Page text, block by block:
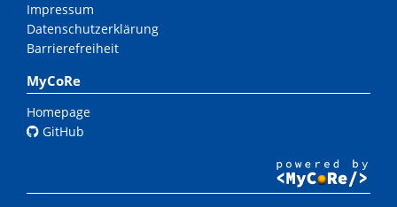
Impressum
Datenschutzerklärung
Barrierefreiheit
MyCoRe
Homepage
GitHub